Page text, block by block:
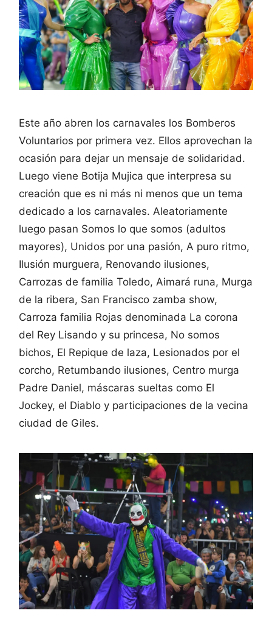
Este año abren los carnavales los Bomberos
Voluntarios por primera vez. Ellos aprovechan la
ocasión para dejar un mensaje de solidaridad.
Luego viene Botija Mujica que interpresa su
creación que es ni más ni menos que un tema
dedicado a los carnavales. Aleatoriamente
luego pasan Somos lo que somos (adultos
mayores), Unidos por una pasión, A puro ritmo,
Ilusión murguera, Renovando ilusiones,
Carrozas de familia Toledo, Aimará runa, Murga
de la ribera, San Francisco zamba show,
Carroza familia Rojas denominada La corona
del Rey Lisando y su princesa, No somos
bichos, El Repique de laza, Lesionados por el
corcho, Retumbando ilusiones, Centro murga
Padre Daniel, máscaras sueltas como El
Jockey, el Diablo y participaciones de la vecina
ciudad de Giles.